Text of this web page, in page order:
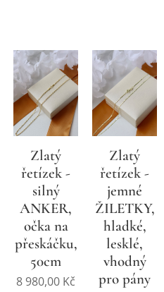
Zlatý
řetízek -
silný
ANKER,
očka na
přeskáčku,
50cm
8 980,00 Kč
Zlatý
řetízek -
jemné
ŽILETKY,
hladké,
lesklé,
vhodný
pro pány